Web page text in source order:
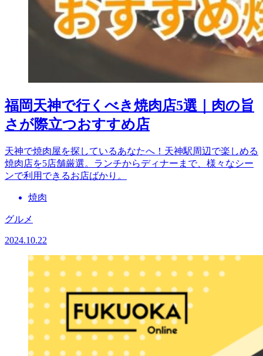
福岡天神で行くべき焼肉店5選｜肉の旨
さが際立つおすすめ店
天神で焼肉屋を探しているあなたへ！天神駅周辺で楽しめる
焼肉店を5店舗厳選。ランチからディナーまで、様々なシー
ンで利用できるお店ばかり。
焼肉
グルメ
2024.10.22